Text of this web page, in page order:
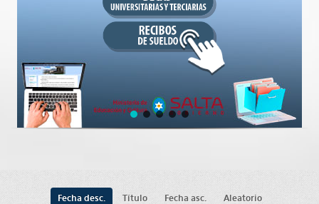
Fecha desc. Título Fecha asc. Aleatorio